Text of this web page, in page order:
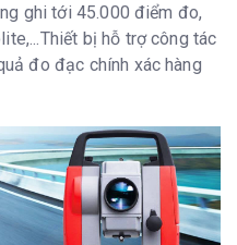
ghi tới 45.000 điểm đo,
bị hỗ trợ công tác
đo đạc chính xác hàng